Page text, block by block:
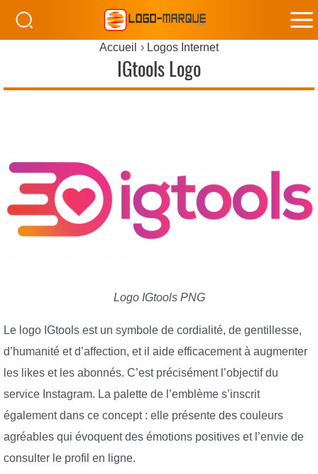
Accueil Logos Internet
IGtools Logo
Logo IGtools PNG
Le logo IGtools est un symbole de cordialité, de gentillesse,
d’humanité et d’affection, et il aide efficacement à augmenter
les likes et les abonnés. C’est précisément l’objectif du
service Instagram. La palette de l’emblème s’inscrit
également dans ce concept : elle présente des couleurs
agréables qui évoquent des émotions positives et l’envie de
consulter le profil en ligne.